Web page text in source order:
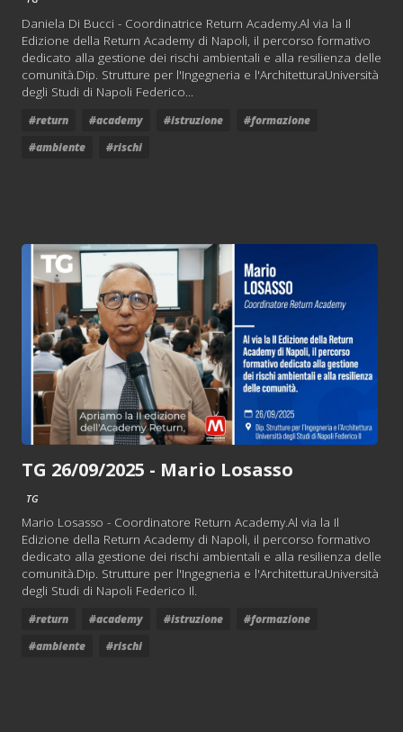
Daniela Di Bucci - Coordinatrice Return Academy.Al via la Il
Edizione della Return Academy di Napoli, il percorso formativo
dedicato alla gestione dei rischi ambientali e alla resilienza delle
comunità.Dip. Strutture per l'Ingegneria e l'ArchitetturaUniversità
degli Studi di Napoli Federico...
#return #academy #istruzione
#formazione
#ambiente
#rischi
TG 26/09/2025 - Mario Losasso
TG
Mario Losasso - Coordinatore Return Academy.Al via la Il
Edizione della Return Academy di Napoli, il percorso formativo
dedicato alla gestione dei rischi ambientali e alla resilienza delle
comunità.Dip. Strutture per l'Ingegneria e l'ArchitetturaUniversità
degli Studi di Napoli Federico Il.
#return #academy #istruzione
#formazione
#ambiente
#rischi